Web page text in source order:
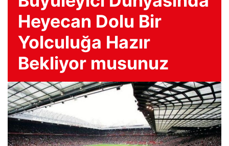
Heyecan Dolu Bir
Yolculuğa Hazır
Bekliyor musunuz